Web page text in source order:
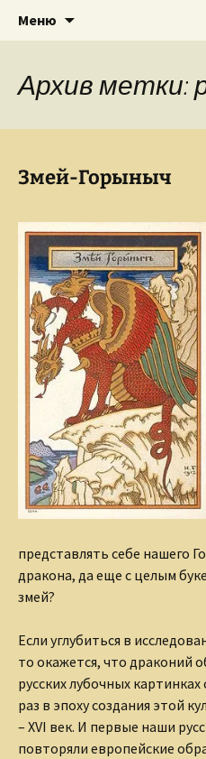
Сайт Ольги
Творческое
поэта,
Ольги Грибановой
Меню
Архив метки:
Змей-Горыныч
представлять себе нашего
дракона, да еще с целым
змей?
Если углубиться в
то окажется, что драконий
русских лубочных
раз в эпоху создания этой
– XVI век. И первые наши
повторяли европейские